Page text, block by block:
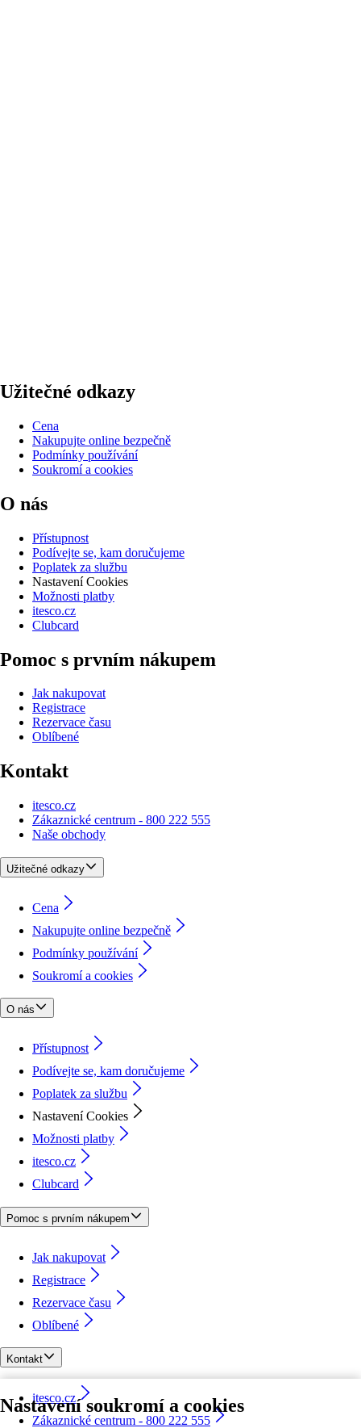
Nastavení soukromí a cookies
Užitečné odkazy
Cena
Nakupujte online bezpečně
Podmínky používání
Soukromí a cookies
O nás
Přístupnost
Podívejte se, kam doručujeme
Poplatek za službu
Nastavení Cookies
Možnosti platby
itesco.cz
Clubcard
Pomoc s prvním nákupem
Jak nakupovat
Registrace
Rezervace času
Oblíbené
Kontakt
itesco.cz
Zákaznické centrum - 800 222 555
Naše obchody
Užitečné odkazy
Cena
Nakupujte online bezpečně
Podmínky používání
Soukromí a cookies
O nás
Přístupnost
Podívejte se, kam doručujeme
Poplatek za službu
Nastavení Cookies
Možnosti platby
itesco.cz
Clubcard
Pomoc s prvním nákupem
Jak nakupovat
Registrace
Rezervace času
Oblíbené
Kontakt
itesco.cz
Zákaznické centrum - 800 222 555